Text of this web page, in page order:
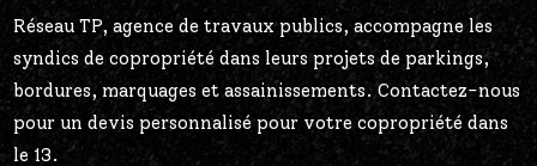
Réseau TP, agence de travaux publics, accompagne les
syndics de copropriété dans leurs projets de parkings,
bordures, marquages et assainissements. Contactez-nous
pour un devis personnalisé pour votre copropriété dans
le 13.